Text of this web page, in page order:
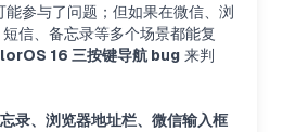
参与了问题；但如果在微信、浏
信、备忘录等多个场景都能复
16 三按键导航 bug 来判
录、浏览器地址栏、微信输入框